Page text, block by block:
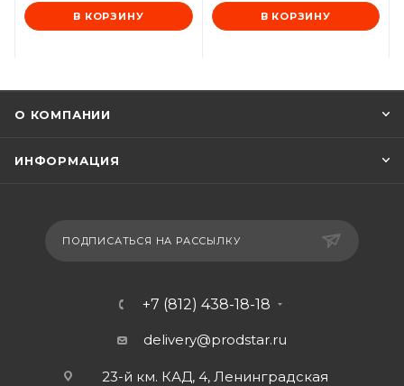
В КОРЗИНУ В КОРЗИНУ
О КОМПАНИИ
ИНФОРМАЦИЯ
ПОДПИСАТЬСЯ НА РАССЫЛКУ
+7 (812) 438-18-18
delivery@prodstar.ru
23-й км. КАД, 4, Ленинградская